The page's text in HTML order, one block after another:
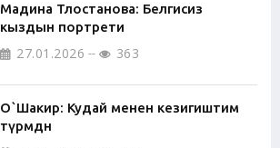
Мадина Тлостанова: Белгисиз
кыздын портрети
27.01.2026 363
О`Шакир: Кудай менен кезигиштим
түрмөдөн